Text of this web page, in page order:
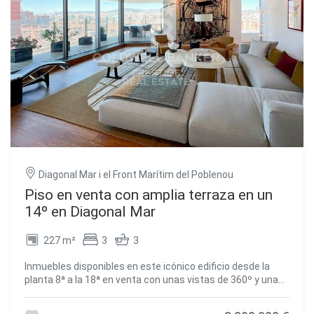
es simplemente una raza diferente de sus pares. Es más
que un espacio habitable; es un estilo de vida. Parking para
1 coche. Si deseas obtener más información sobre la
disponibilidad y precios de los inmuebles en venta, no
dudes en contactarnos. #ref:CBEStipo1
Diagonal Mar i el Front Marítim del Poblenou
Piso en venta con amplia terraza en un
14º en Diagonal Mar
227 m² 3 3
Inmuebles disponibles en este icónico edificio desde la
planta 8ª a la 18ª en venta con unas vistas de 360º y una